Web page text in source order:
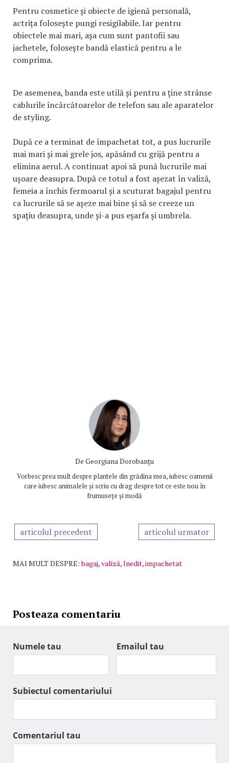
Pentru cosmetice și obiecte de igienă personală,
actrița folosește pungi resigilabile. Iar pentru
obiectele mai mari, așa cum sunt pantofii sau
jachetele, folosește bandă elastică pentru a le
comprima.
De asemenea, banda este utilă și pentru a ține strânse
cablurile încărcătoarelor de telefon sau ale aparatelor
de styling.
După ce a terminat de împachetat tot, a pus lucrurile
mai mari și mai grele jos, apăsând cu grijă pentru a
elimina aerul. A continuat apoi să pună lucrurile mai
ușoare deasupra. După ce totul a fost așezat în valiză,
femeia a închis fermoarul și a scuturat bagajul pentru
ca lucrurile să se așeze mai bine și să se creeze un
spațiu deasupra, unde și-a pus eșarfa și umbrela.
De Georgiana Dorobanțu
Vorbesc prea mult despre plantele din grădina mea, iubesc oamenii
care iubesc animalele și scriu cu drag despre tot ce este nou în
frumusețe și modă
articolul precedent articolul urmator
MAI MULT DESPRE: bagaj,valiză,Inedit,impachetat
Posteaza comentariu
Numele tau Emailul tau
Subiectul comentariului
Comentariul tau